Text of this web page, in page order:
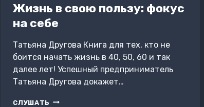
Жизнь в свою пользу: фокус
на себе
Татьяна Другова Книга для тех, кто не
боится начать жизнь в 40, 50, 60 и так
далее лет! Успешный предприниматель
Татьяна Другова докажет…
СЛУШАТЬ ЖИЗНЬ